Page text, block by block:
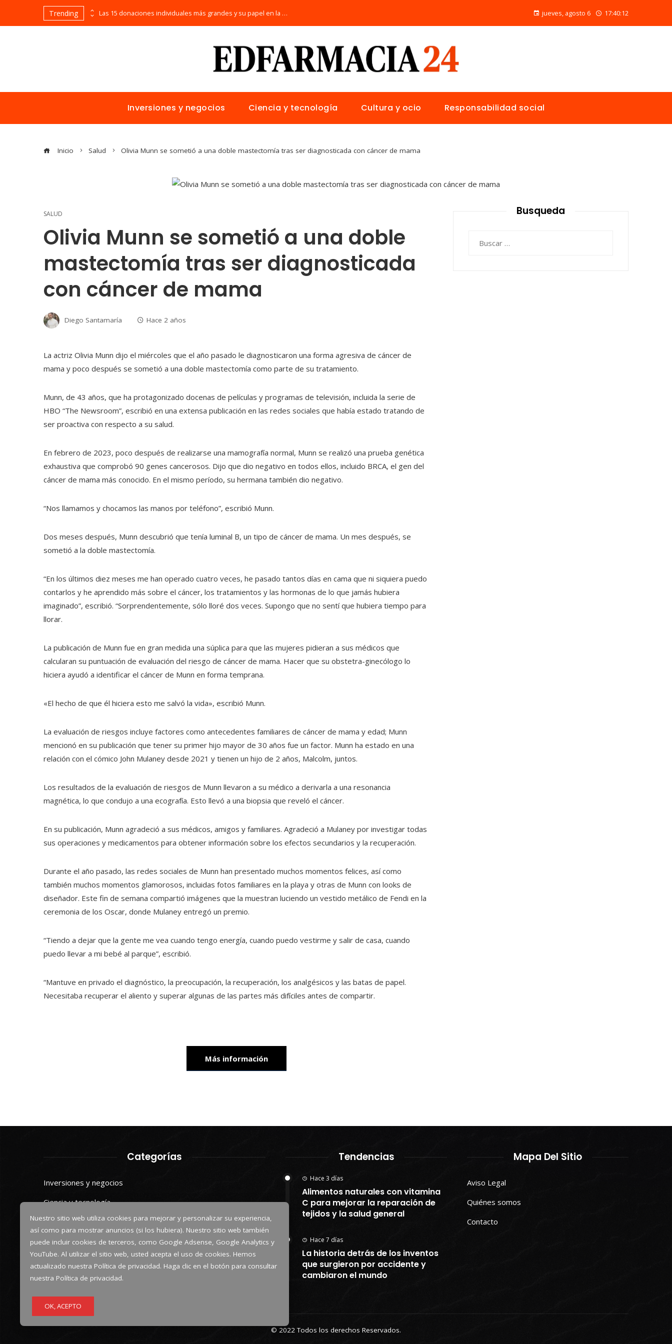
Nuestro sitio web utiliza cookies para mejorar y personalizar su experiencia,
así como para mostrar anuncios (si los hubiera). Nuestro sitio web también
puede incluir cookies de terceros, como Google Adsense, Google Analytics y
YouTube. Al utilizar el sitio web, usted acepta el uso de cookies. Hemos
actualizado nuestra Política de privacidad. Haga clic en el botón para consultar
nuestra Política de privacidad.
OK, ACEPTO
Trending Cómo la estabilidad de precios favorece la inversión extranjera en Egipto Las 15 donaciones individuales más grandes y su papel en la solución de crisis globales jueves, agosto 6 17:40:13
Inversiones y negocios Ciencia y tecnología Cultura y ocio Responsabilidad social
Inicio Salud Olivia Munn se sometió a una doble mastectomía tras ser diagnosticada con cáncer de mama
SALUD
Olivia Munn se sometió a una doble
mastectomía tras ser diagnosticada
con cáncer de mama
Diego Santamaría Hace 2 años
La actriz Olivia Munn dijo el miércoles que el año pasado le diagnosticaron una forma agresiva de cáncer de
mama y poco después se sometió a una doble mastectomía como parte de su tratamiento.
Munn, de 43 años, que ha protagonizado docenas de películas y programas de televisión, incluida la serie de
HBO “The Newsroom”, escribió en una extensa publicación en las redes sociales que había estado tratando de
ser proactiva con respecto a su salud.
En febrero de 2023, poco después de realizarse una mamografía normal, Munn se realizó una prueba genética
exhaustiva que comprobó 90 genes cancerosos. Dijo que dio negativo en todos ellos, incluido BRCA, el gen del
cáncer de mama más conocido. En el mismo período, su hermana también dio negativo.
“Nos llamamos y chocamos las manos por teléfono”, escribió Munn.
Dos meses después, Munn descubrió que tenía luminal B, un tipo de cáncer de mama. Un mes después, se
sometió a la doble mastectomía.
“En los últimos diez meses me han operado cuatro veces, he pasado tantos días en cama que ni siquiera puedo
contarlos y he aprendido más sobre el cáncer, los tratamientos y las hormonas de lo que jamás hubiera
imaginado”, escribió. “Sorprendentemente, sólo lloré dos veces. Supongo que no sentí que hubiera tiempo para
llorar.
La publicación de Munn fue en gran medida una súplica para que las mujeres pidieran a sus médicos que
calcularan su puntuación de evaluación del riesgo de cáncer de mama. Hacer que su obstetra-ginecólogo lo
hiciera ayudó a identificar el cáncer de Munn en forma temprana.
«El hecho de que él hiciera esto me salvó la vida», escribió Munn.
La evaluación de riesgos incluye factores como antecedentes familiares de cáncer de mama y edad; Munn
mencionó en su publicación que tener su primer hijo mayor de 30 años fue un factor. Munn ha estado en una
relación con el cómico John Mulaney desde 2021 y tienen un hijo de 2 años, Malcolm, juntos.
Los resultados de la evaluación de riesgos de Munn llevaron a su médico a derivarla a una resonancia
magnética, lo que condujo a una ecografía. Esto llevó a una biopsia que reveló el cáncer.
En su publicación, Munn agradeció a sus médicos, amigos y familiares. Agradeció a Mulaney por investigar todas
sus operaciones y medicamentos para obtener información sobre los efectos secundarios y la recuperación.
Durante el año pasado, las redes sociales de Munn han presentado muchos momentos felices, así como
también muchos momentos glamorosos, incluidas fotos familiares en la playa y otras de Munn con looks de
diseñador. Este fin de semana compartió imágenes que la muestran luciendo un vestido metálico de Fendi en la
ceremonia de los Oscar, donde Mulaney entregó un premio.
“Tiendo a dejar que la gente me vea cuando tengo energía, cuando puedo vestirme y salir de casa, cuando
puedo llevar a mi bebé al parque”, escribió.
“Mantuve en privado el diagnóstico, la preocupación, la recuperación, los analgésicos y las batas de papel.
Necesitaba recuperar el aliento y superar algunas de las partes más difíciles antes de compartir.
Más información
Busqueda
Categorías
Inversiones y negocios
Ciencia y tecnología
Cultura y ocio
Responsabilidad social
Tendencias
Hace 3 días
Alimentos naturales con vitamina
C para mejorar la reparación de
tejidos y la salud general
Hace 7 días
La historia detrás de los inventos
que surgieron por accidente y
cambiaron el mundo
Mapa Del Sitio
Aviso Legal
Quiénes somos
Contacto
© 2022 Todos los derechos Reservados.